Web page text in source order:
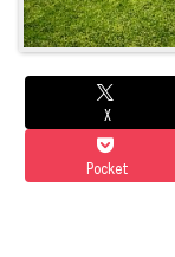
X
Pocket